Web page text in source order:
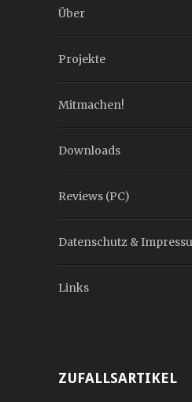
Über
Projekte
Mitmachen!
Downloads
Reviews (PC)
Datenschutz &
Links
ZUFALLSARTIKEL